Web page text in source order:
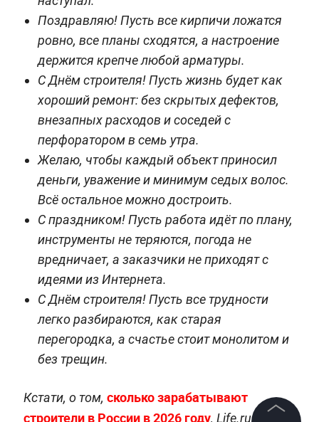
Поздравляю! Пусть все кирпичи ложатся
ровно, все планы сходятся, а настроение
держится крепче любой арматуры.
С Днём строителя! Пусть жизнь будет как
хороший ремонт: без скрытых дефектов,
внезапных расходов и соседей с
перфоратором в семь утра.
Желаю, чтобы каждый объект приносил
деньги, уважение и минимум седых волос.
Всё остальное можно достроить.
С праздником! Пусть работа идёт по плану,
инструменты не теряются, погода не
вредничает, а заказчики не приходят с
идеями из Интернета.
С Днём строителя! Пусть все трудности
легко разбираются, как старая
перегородка, а счастье стоит монолитом и
без трещин.
Кстати, о том, сколько зарабатывают
строители в России в 2026 году, Life.ru